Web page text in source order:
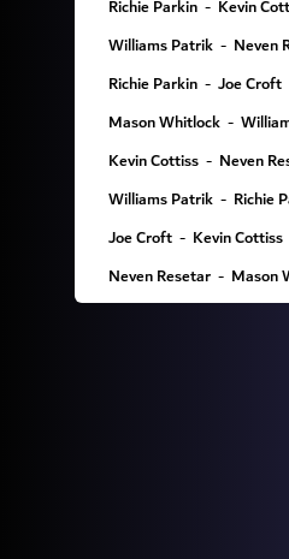
Richie Parkin - Kevin
Williams Patrik - Neven
Richie Parkin - Joe Croft
Mason Whitlock -
Kevin Cottiss - Neven
Williams Patrik - Richie
Joe Croft - Kevin Cottiss
Neven Resetar - Mason